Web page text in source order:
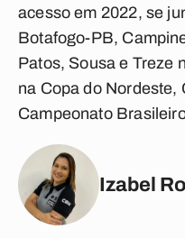
acesso em 2022, se
Botafogo-PB,
Patos, Sousa e Treze
na Copa do Nordeste,
Campeonato
Izabel